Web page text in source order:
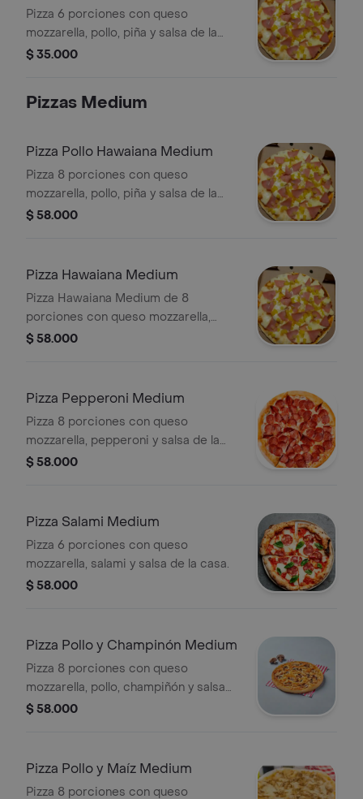
Pizza 6 porciones con queso
mozzarella, pollo, piña y salsa de la
casa.
$ 35.000
Pizzas Medium
Pizza Pollo Hawaiana Medium
Pizza 8 porciones con queso
mozzarella, pollo, piña y salsa de la
casa.
$ 58.000
Pizza Hawaiana Medium
Pizza Hawaiana Medium de 8
porciones con queso mozzarella,
jamón, piña y salsa de la casa.
$ 58.000
Pizza Pepperoni Medium
Pizza 8 porciones con queso
mozzarella, pepperoni y salsa de la
casa.
$ 58.000
Pizza Salami Medium
Pizza 6 porciones con queso
mozzarella, salami y salsa de la casa.
$ 58.000
Pizza Pollo y Champinón Medium
Pizza 8 porciones con queso
mozzarella, pollo, champiñón y salsa
de la casa.
$ 58.000
Pizza Pollo y Maíz Medium
Pizza 8 porciones con queso